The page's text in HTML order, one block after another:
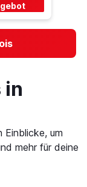
in
um
mehr für deine